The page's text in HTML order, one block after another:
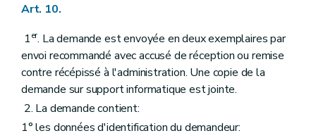
Art. 10.
1er. La demande est envoyée en deux exemplaires par
envoi recommandé avec accusé de réception ou remise
contre récépissé à l'administration. Une copie de la
demande sur support informatique est jointe.
2. La demande contient:
1° les données d'identification du demandeur: